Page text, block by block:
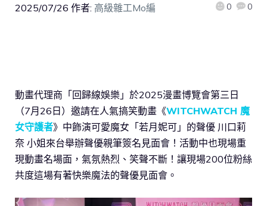
2025/07/26 作者: 高級雜工Mo編 0 0
動畫代理商「回歸線娛樂」於2025漫畫博覽會第三日
（7月26日）邀請在人氣搞笑動畫《WITCHWATCH 魔
女守護者》中飾演可愛魔女「若月妮可」的聲優 川口莉
奈 小姐來台舉辦聲優親筆簽名見面會！活動中也現場重
現動畫名場面，氣氛熱烈、笑聲不斷！讓現場200位粉絲
共度這場有著快樂魔法的聲優見面會。